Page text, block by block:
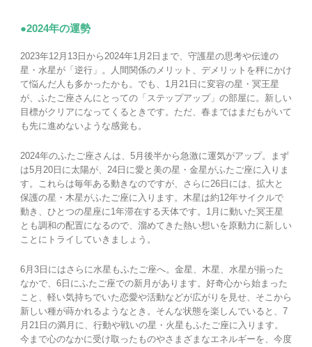
●2024年の運勢
2023年12月13日から2024年1月2日まで、守護星の思考や伝達の
星・水星が「逆行」。人間関係のメリット、デメリットを秤にかけ
て悩んだ人も多かったかも。でも、1月21日に変容の星・冥王星
が、ふたご座さんにとっての「ステップアップ」の部屋に。新しい
目標がクリアになってくるときです。ただ、春まではまだもがいて
も先に進めないような感覚も。
2024年のふたご座さんは、5月後半から急激に運気がアップ。まず
は5月20日に太陽が、24日に愛と美の星・金星がふたご座に入りま
す。これらは毎年ある動きなのですが、さらに26日には、拡大と
保護の星・木星がふたご座に入ります。木星は約12年サイクルで
動き、ひとつの星座に1年滞在する天体です。1月に動いた冥王星
とも調和の配置になるので、溜めてきた熱い想いを原動力に新しい
ことにトライしていきましょう。
6月3日にはさらに水星もふたご座へ。金星、木星、水星が揃った
なかで、6日にふたご座での新月があります。好奇心から始まった
こと、軽い気持ちでいた恋愛や活動などが広がりを見せ、そこから
新しい種が蒔かれるようなとき。そんな状態を楽しんでいると、7
月21日の満月に、行動や戦いの星・火星もふたご座に入ります。
今まで心のなかに受け取ったものやさまざまなエネルギーを、今度